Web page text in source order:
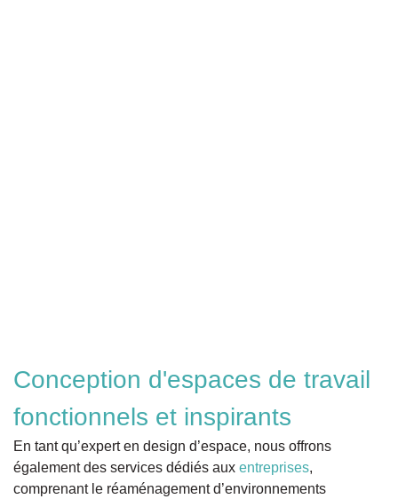
Conception d'espaces de travail
fonctionnels et inspirants
En tant qu’expert en design d’espace, nous offrons
également des services dédiés aux entreprises,
comprenant le réaménagement d’environnements